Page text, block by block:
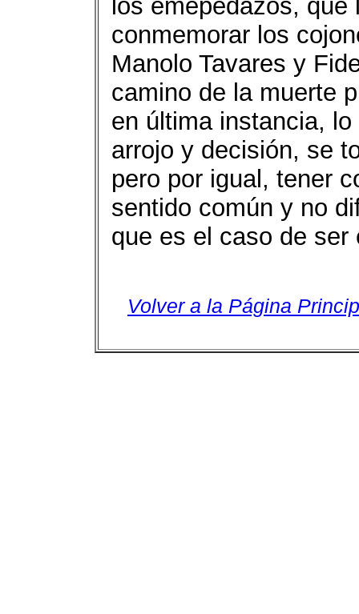
los emepedazos,
conmemorar los
Manolo Tavares y
camino de la muerte
en última instancia,
arrojo y decisión, se
pero por igual, tener
sentido común y no
que es el caso de ser
Volver a la Página